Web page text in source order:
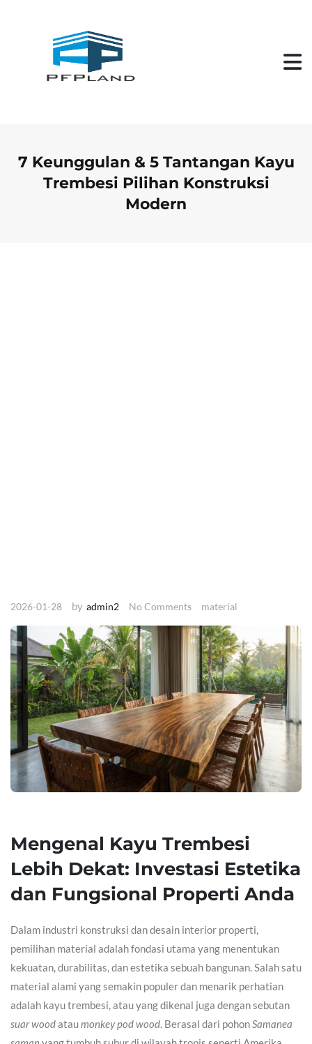
7 Keunggulan & 5 Tantangan Kayu
Trembesi Pilihan Konstruksi
Modern
2026-01-28 by admin2 No Comments material
Mengenal Kayu Trembesi
Lebih Dekat: Investasi Estetika
dan Fungsional Properti Anda
Dalam industri konstruksi dan desain interior properti,
pemilihan material adalah fondasi utama yang menentukan
kekuatan, durabilitas, dan estetika sebuah bangunan. Salah satu
material alami yang semakin populer dan menarik perhatian
adalah kayu trembesi, atau yang dikenal juga dengan sebutan
suar woodataumonkey pod wood. Berasal dari pohonSamanea